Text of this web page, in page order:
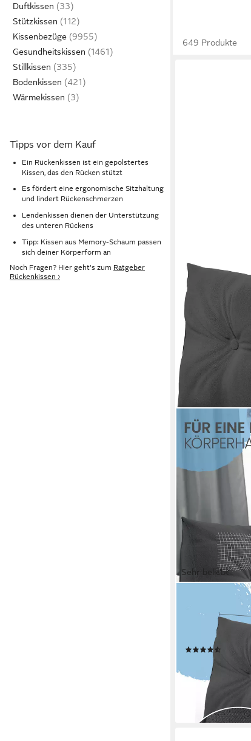
Duftkissen
Stützkissen
Kissenbezüge
Gesundheitskissen
Stillkissen
Bodenkissen
Wärmekissen
Tipps vor dem Kauf
Ein Rückenkissen ist ein gepolstertes
Kissen, das den Rücken stützt
Es fördert eine ergonomische Sitzhaltung
und lindert Rückenschmerzen
Lendenkissen dienen der Unterstützung
des unteren Rückens
Tipp: Kissen aus Memory-Schaum passen
sich deiner Körperform an
Noch Fragen? Hier geht's zum Ratgeber
Rückenkissen ›
649 Produkte
Sehr beliebt
Rückenkissen
praktischem
Lesekissen, mit
ab 36,99 € UVP
-31%
lieferbar - in 3-4